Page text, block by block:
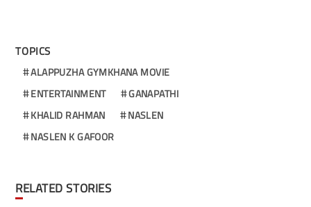
TOPICS
ALAPPUZHA GYMKHANA MOVIE
ENTERTAINMENT
GANAPATHI
KHALID RAHMAN
NASLEN
NASLEN K GAFOOR
RELATED STORIES